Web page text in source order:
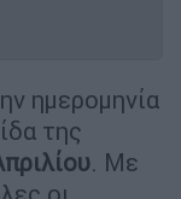
ημερομηνία
της
. Με